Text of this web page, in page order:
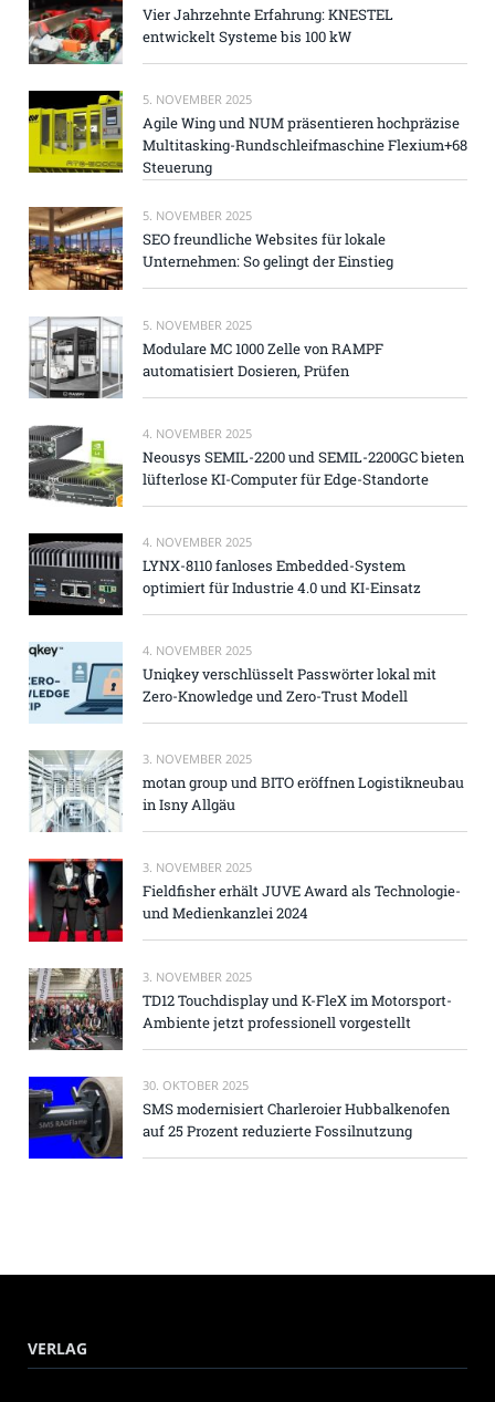
Vier Jahrzehnte Erfahrung: KNESTEL
entwickelt Systeme bis 100 kW
5. NOVEMBER 2025
Agile Wing und NUM präsentieren hochpräzise
Multitasking-Rundschleifmaschine Flexium+68
Steuerung
5. NOVEMBER 2025
SEO freundliche Websites für lokale
Unternehmen: So gelingt der Einstieg
5. NOVEMBER 2025
Modulare MC 1000 Zelle von RAMPF
automatisiert Dosieren, Prüfen
4. NOVEMBER 2025
Neousys SEMIL-2200 und SEMIL-2200GC bieten
lüfterlose KI-Computer für Edge-Standorte
4. NOVEMBER 2025
LYNX-8110 fanloses Embedded-System
optimiert für Industrie 4.0 und KI-Einsatz
4. NOVEMBER 2025
Uniqkey verschlüsselt Passwörter lokal mit
Zero-Knowledge und Zero-Trust Modell
3. NOVEMBER 2025
motan group und BITO eröffnen Logistikneubau
in Isny Allgäu
3. NOVEMBER 2025
Fieldfisher erhält JUVE Award als Technologie-
und Medienkanzlei 2024
3. NOVEMBER 2025
TD12 Touchdisplay und K-FleX im Motorsport-
Ambiente jetzt professionell vorgestellt
30. OKTOBER 2025
SMS modernisiert Charleroier Hubbalkenofen
auf 25 Prozent reduzierte Fossilnutzung
VERLAG